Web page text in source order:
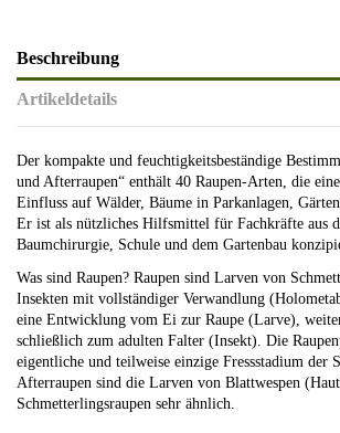
Beschreibung
Artikeldetails
Der kompakte und feuchtigkeitsbeständige
und Afterraupen“ enthält 40 Raupen-Arten, die
Einfluss auf Wälder, Bäume in Parkanlagen, Gärten
Er ist als nützliches Hilfsmittel für Fachkräfte aus
Baumchirurgie, Schule und dem Gartenbau
Was sind Raupen? Raupen sind Larven von
Insekten mit vollständiger Verwandlung
eine Entwicklung vom Ei zur Raupe (Larve),
schließlich zum adulten Falter (Insekt). Die
eigentliche und teilweise einzige Fressstadium der
Afterraupen sind die Larven von Blattwespen
Schmetterlingsraupen sehr ähnlich.